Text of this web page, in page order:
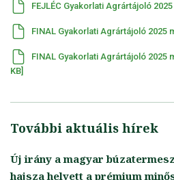
FEJLÉC Gyakorlati Agrártájoló 2025
FINAL Gyakorlati Agrártájoló 2025
FINAL Gyakorlati Agrártájoló 2025
KB]
További aktuális hírek
Új irány a magyar
hajsza helyett a prémium